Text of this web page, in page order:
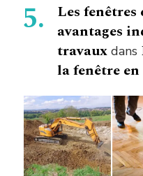
Les fenêtres
avantages
travaux dans
la fenêtre